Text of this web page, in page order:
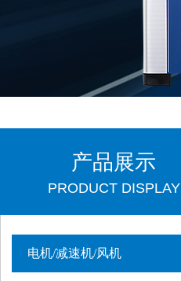
产品展示
PRODUCT DISPLAY
电机/减速机/风机